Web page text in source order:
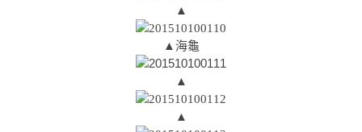
▲
▲海龜
▲
▲